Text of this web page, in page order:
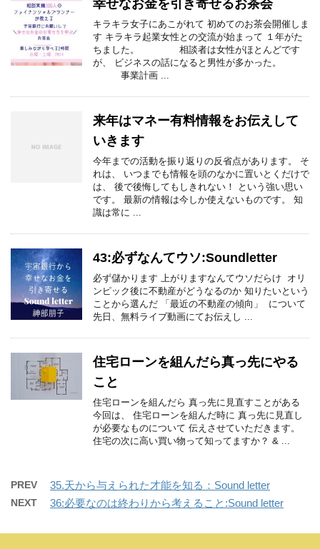
幸せなお金を引き寄せるお茶会
キラキラ女子にあこがれて 初めてのお茶会開催しま
す キラキラ起業女性との交流が始まって １年がた
ちました。 相談者は女性がほとんどです
が、 ビジネスの話になると男性が多かった。
事業計画 ...
来年はマネー有料情報をお伝えして
いきます
今年までの活動を振り返りの反省点があります。 そ
れは、 いつまでも情報を頭のなかに置いとくだけで
は、 後で後悔してもしきれない！ という強い思い
です。 最新の情報は今しか使えないものです。 知
識は常に ...
43:必ずなんてウソ:Soundletter
必ず儲かります 上がりますなんてウソだらけ オリ
ンピック後に不動産がどうなるのか 知りたいという
ことから選んだ 「最近の不動産の傾向」 について
先日、無料ライブ動画にてお伝えし ...
住宅ローンを組んだら真っ先にやる
こと
住宅ローンを組んだら 真っ先に見直すことがある
今回は、 住宅ローンを組んだ時に 真っ先に見直し
が必要なものについて 伝えさせていただきます。
住宅の次に高い買い物って知ってますか？ & ...
PREV 35.天から与えられた才能を知る：Sound letter
NEXT 36:必要なのは終わりから考えること:Sound letter